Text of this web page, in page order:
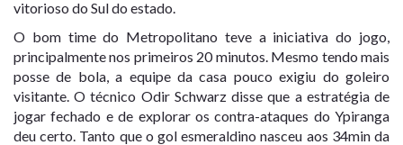
vitorioso do Sul do estado.
O bom time do Metropolitano teve a iniciativa do jogo,
principalmente nos primeiros 20 minutos. Mesmo tendo mais
posse de bola, a equipe da casa pouco exigiu do goleiro
visitante. O técnico Odir Schwarz disse que a estratégia de
jogar fechado e de explorar os contra-ataques do Ypiranga
deu certo. Tanto que o gol esmeraldino nasceu aos 34min da